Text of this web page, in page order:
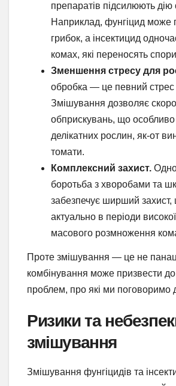
препаратів підсилюють дію
Наприклад, фунгіцид може
грибок, а інсектицид
комах, які переносять
Зменшення стресу для
обробка — це певний стрес
Змішування дозволяє
обприскувань, що
делікатних рослин, як-от
томати.
Комплексний захист.
боротьба з хворобами та
забезпечує ширший
актуально в періоди
масового розмноження
Проте змішування — це не
комбінування може призвести
проблем, про які ми поговоримо
Ризики та
змішування
Змішування фунгіцидів та